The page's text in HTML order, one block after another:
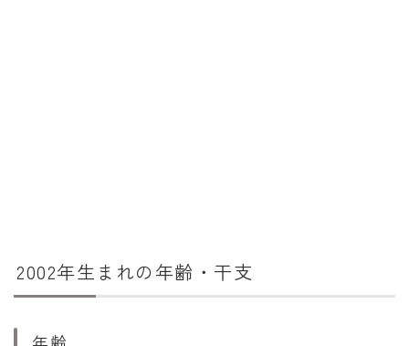
干支から年齢計算
七五三・十三参り計算
2002年生まれの年齢・干支